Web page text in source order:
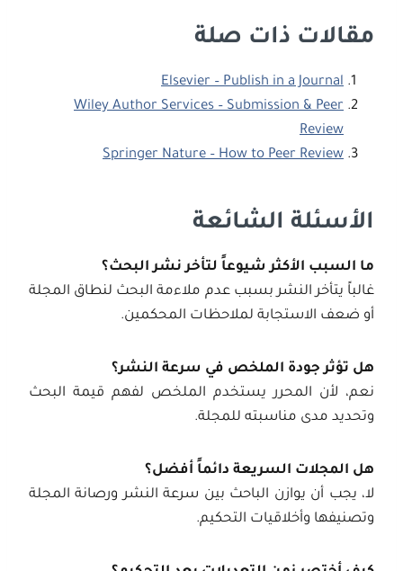
مقالات ذات صلة
Elsevier – Publish in a Journal
Wiley Author Services – Submission & Peer
Review
Springer Nature – How to Peer Review
الأسئلة الشائعة
ما السبب الأكثر شيوعاً لتأخر نشر البحث؟
غالباً يتأخر النشر بسبب عدم ملاءمة البحث لنطاق المجلة
أو ضعف الاستجابة لملاحظات المحكمين.
هل تؤثر جودة الملخص في سرعة النشر؟
نعم، لأن المحرر يستخدم الملخص لفهم قيمة البحث
وتحديد مدى مناسبته للمجلة.
هل المجلات السريعة دائماً أفضل؟
لا، يجب أن يوازن الباحث بين سرعة النشر ورصانة المجلة
وتصنيفها وأخلاقيات التحكيم.